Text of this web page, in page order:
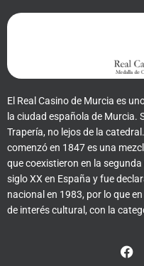
El Real Casino de Murcia es
la ciudad española de Murcia.
Trapería, no lejos de la
comenzó en 1847 es una
que coexistieron en la
siglo XX en España y fue
nacional en 1983, por lo que
de interés cultural, con la
F
a